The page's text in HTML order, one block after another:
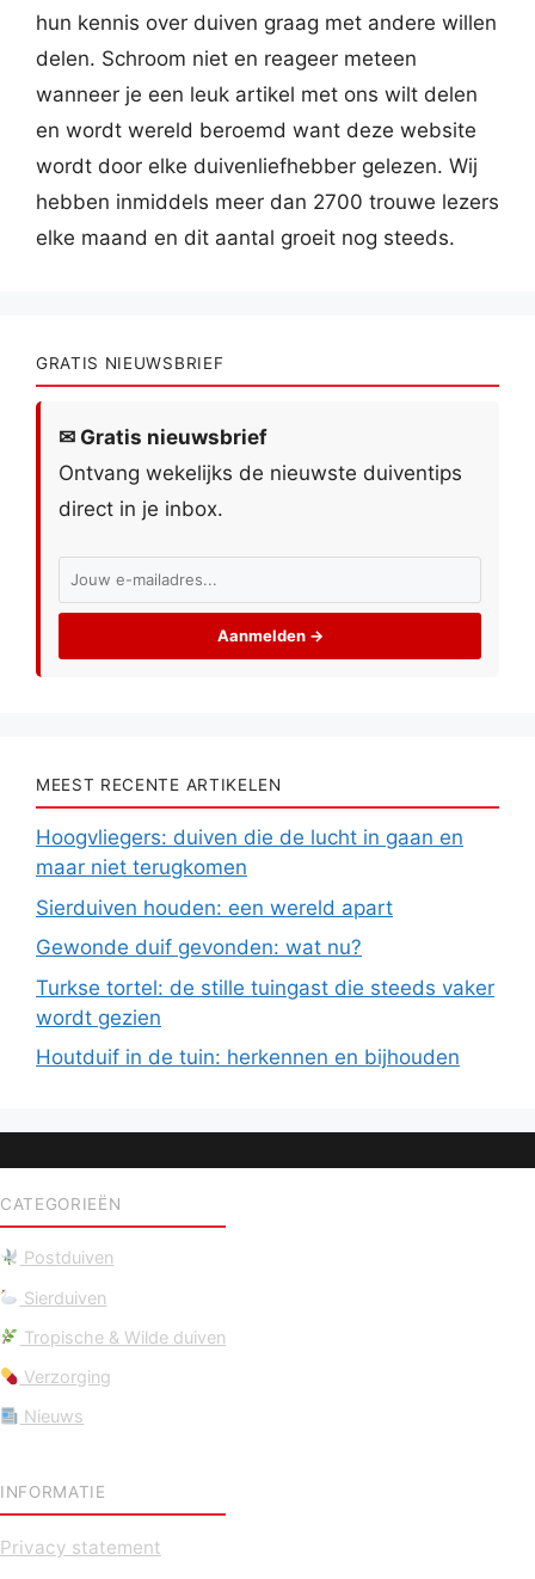
hun kennis over duiven graag met andere willen
delen. Schroom niet en reageer meteen
wanneer je een leuk artikel met ons wilt delen
en wordt wereld beroemd want deze website
wordt door elke duivenliefhebber gelezen. Wij
hebben inmiddels meer dan 2700 trouwe lezers
elke maand en dit aantal groeit nog steeds.
GRATIS NIEUWSBRIEF
✉ Gratis nieuwsbrief
Ontvang wekelijks de nieuwste duiventips
direct in je inbox.
Aanmelden →
MEEST RECENTE ARTIKELEN
Hoogvliegers: duiven die de lucht in gaan en
maar niet terugkomen
Sierduiven houden: een wereld apart
Gewonde duif gevonden: wat nu?
Turkse tortel: de stille tuingast die steeds vaker
wordt gezien
Houtduif in de tuin: herkennen en bijhouden
CATEGORIEËN
Postduiven
Sierduiven
Tropische & Wilde duiven
Verzorging
Nieuws
INFORMATIE
Privacy statement